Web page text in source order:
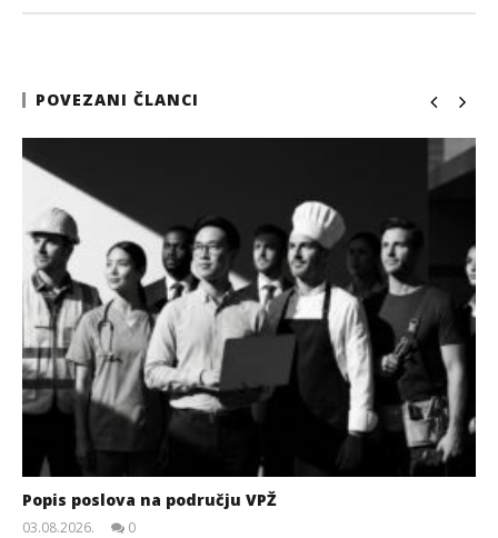
POVEZANI ČLANCI
Popis poslova na području VPŽ
03.08.2026.
0